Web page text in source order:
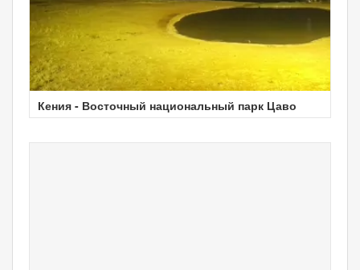
Кения - Восточный национальный парк Цаво